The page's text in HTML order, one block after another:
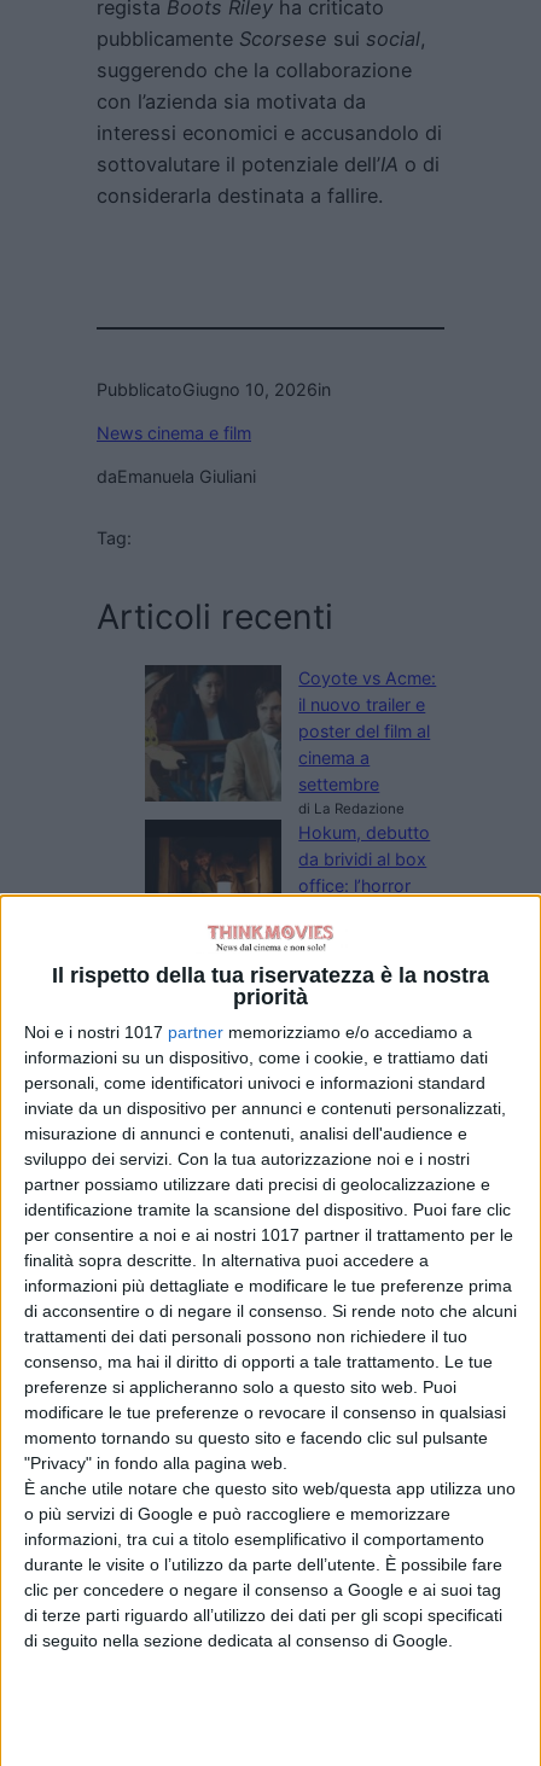
Il rispetto della tua riservatezza è la nostra
priorità
Noi e i nostri 1017 partner memorizziamo e/o accediamo a
informazioni su un dispositivo, come i cookie, e trattiamo dati
personali, come identificatori univoci e informazioni standard
inviate da un dispositivo per annunci e contenuti personalizzati,
misurazione di annunci e contenuti, analisi dell'audience e
sviluppo dei servizi. Con la tua autorizzazione noi e i nostri
partner possiamo utilizzare dati precisi di geolocalizzazione e
identificazione tramite la scansione del dispositivo. Puoi fare clic
per consentire a noi e ai nostri 1017 partner il trattamento per le
finalità sopra descritte. In alternativa puoi accedere a
informazioni più dettagliate e modificare le tue preferenze prima
di acconsentire o di negare il consenso. Si rende noto che alcuni
trattamenti dei dati personali possono non richiedere il tuo
consenso, ma hai il diritto di opporti a tale trattamento. Le tue
preferenze si applicheranno solo a questo sito web. Puoi
modificare le tue preferenze o revocare il consenso in qualsiasi
momento tornando su questo sito e facendo clic sul pulsante
"Privacy" in fondo alla pagina web.
È anche utile notare che questo sito web/questa app utilizza uno
o più servizi di Google e può raccogliere e memorizzare
informazioni, tra cui a titolo esemplificativo il comportamento
durante le visite o l’utilizzo da parte dell’utente. È possibile fare
clic per concedere o negare il consenso a Google e ai suoi tag
di terze parti riguardo all’utilizzo dei dati per gli scopi specificati
di seguito nella sezione dedicata al consenso di Google.
regista Boots Riley ha criticato
pubblicamente Scorsese sui social,
suggerendo che la collaborazione
con l’azienda sia motivata da
interessi economici e accusandolo di
sottovalutare il potenziale dell’IA o di
considerarla destinata a fallire.
PubblicatoGiugno 10, 2026in
News cinema e film
daEmanuela Giuliani
Tag:
Articoli recenti
Coyote vs Acme:
il nuovo trailer e
poster del film al
cinema a
settembre
di La Redazione
Hokum, debutto
da brividi al box
office: l’horror
conquista l’Italia
di La Redazione
La Città dei Vivi: il
del nuovo film di
Edoardo
Gabbriellini
di La Redazione
Insidious: Fuori
dall’Altrove, il
trailer finale e i
nuovi poster
di Emanuela Giuliani
La colazione
magica di Howl:
uova e bacon dal
Castello Errante
di Emanuela Giuliani
Chi siamoContattiPrivacy Policy
Emanuela Giuliani CFGLNMNL77T43L639Disclaimer